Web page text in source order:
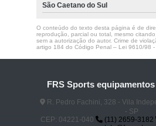
São Caetano do Sul
O conteúdo do texto desta página é de
reprodução, parcial ou total, mesmo
sem a autorização do autor. Crime de
artigo 184 do Código Penal – Lei 9610/98
FRS Sports
R. Pedro Fachini, 328 - Vila
- SP
CEP: 04221-040
(11) 2659-3182